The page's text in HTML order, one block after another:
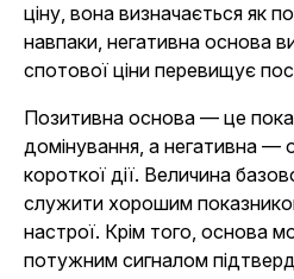
ціну, вона визначається як
навпаки, негативна основа
спотової ціни перевищує
Позитивна основа — це
домінування, а негативна —
короткої дії. Величина
служити хорошим
настрої. Крім того, основа
потужним сигналом